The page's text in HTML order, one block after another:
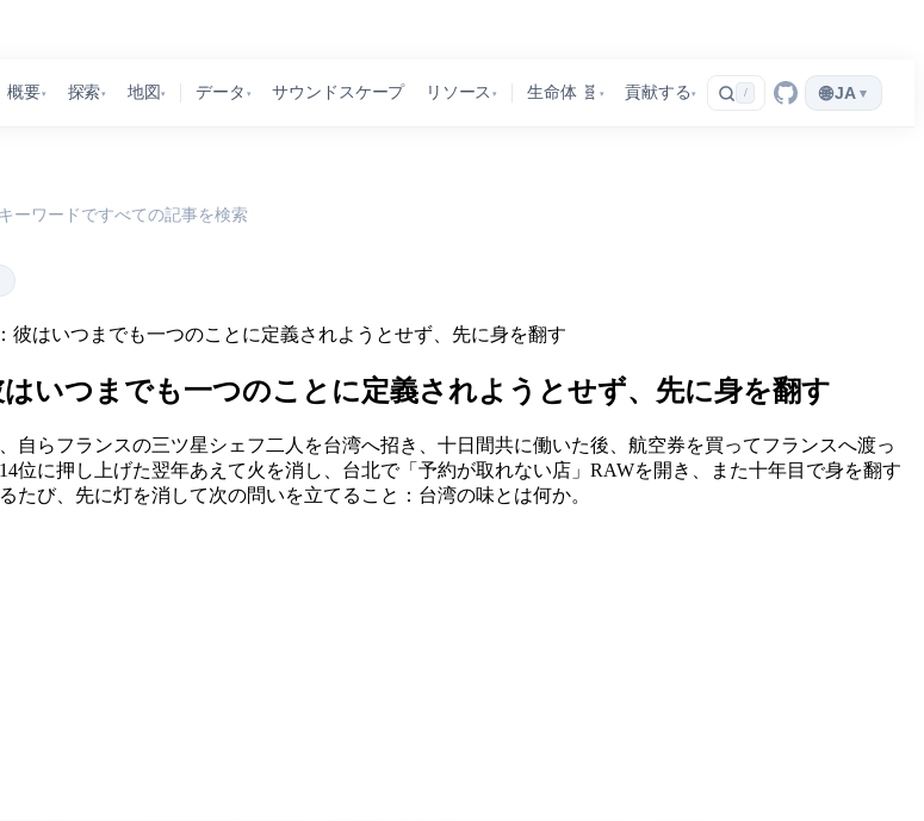
概要▾ 探索▾ 地図 ▾ データ ▾ サウンドスケープ リソース ▾ 生命体 🧬 ▾ 貢献する ▾ / 🌐 JA ▾
キーワードですべての記事を検索
はいつまでも一つのことに定義されようとせず、先に身を翻す
いつまでも一つのことに定義されようとせず、先に身を翻す
らフランスの三ツ星シェフ二人を台湾へ招き、十日間共に働いた後、航空券を買ってフランスへ渡っ
に押し上げた翌年あえて火を消し、台北で「予約が取れない店」RAWを開き、また十年目で身を翻す
び、先に灯を消して次の問いを立てること：台湾の味とは何か。